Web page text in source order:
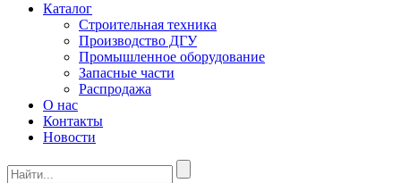
Каталог
Строительная техника
Производство ДГУ
Промышленное оборудование
Запасные части
Распродажа
О нас
Контакты
Новости